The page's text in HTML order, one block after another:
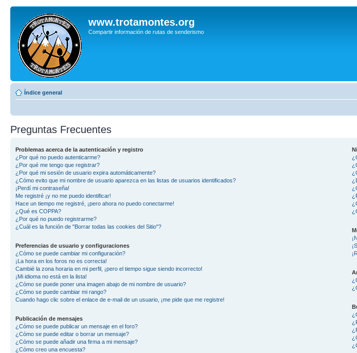
www.trotamontes.org
Compartir información de rutas de senderismo
Índice general
Preguntas Frecuentes
Problemas acerca de la autenticación y registro
¿Por qué no puedo autenticarme?
¿Por qué me tengo que registrar?
¿Por qué mi sesión de usuario expira automáticamente?
¿Cómo evito que mi nombre de usuario aparezca en las listas de usuarios identificados?
¡Perdí mi contraseña!
Me registré ¡y no me puedo identificar!
Hace un tiempo me registré, ¡pero ahora no puedo conectarme!
¿Qué es COPPA?
¿Por qué no puedo registrarme?
¿Cuál es la función de "Borrar todas las cookies del Sitio"?
Preferencias de usuario y configuraciones
¿Cómo se puede cambiar mi configuración?
¡La hora en los foros no es correcta!
Cambié la zona horaria en mi perfil, ¡pero el tiempo sigue siendo incorrecto!
¡Mi idioma no está en la lista!
¿Cómo se puede poner una imagen abajo de mi nombre de usuario?
¿Cómo se puede cambiar mi rango?
Cuando hago clic sobre el enlace de e-mail de un usuario, ¡me pide que me registre!
Publicación de mensajes
¿Cómo se puede publicar un mensaje en el foro?
¿Cómo se puede editar o borrar un mensaje?
¿Cómo se puede añadir una firma a mi mensaje?
¿Cómo creo una encuesta?